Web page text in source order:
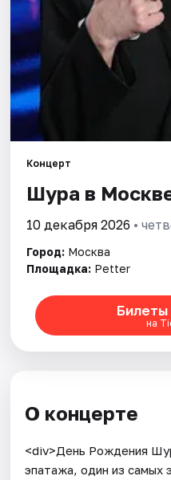
Площадки
Артисты
Концерт
Шура в
10 декабря 2026 •
Город: Москва
Площадка: Petter
Билеты
на
О концерте
<div>День Рождения
эпатажа, один из самых